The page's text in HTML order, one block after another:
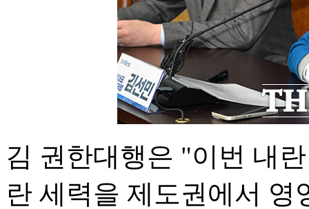
김 권한대행은 "이번 내
란 세력을 제도권에서